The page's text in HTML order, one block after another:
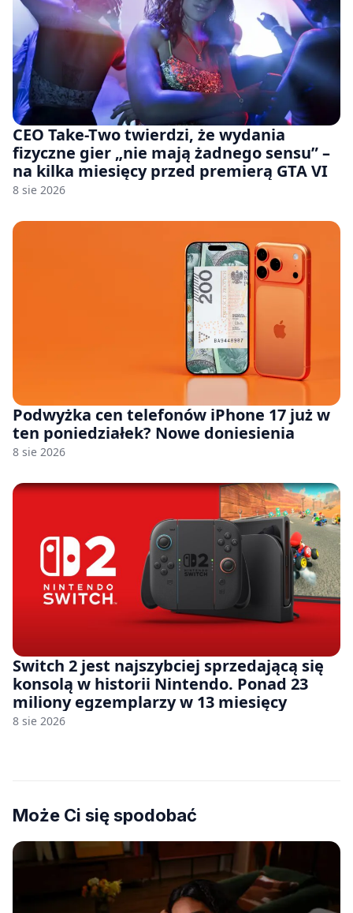
CEO Take-Two twierdzi, że wydania
fizyczne gier „nie mają żadnego sensu” –
na kilka miesięcy przed premierą GTA VI
8 sie 2026
Podwyżka cen telefonów iPhone 17 już w
ten poniedziałek? Nowe doniesienia
8 sie 2026
Switch 2 jest najszybciej sprzedającą się
konsolą w historii Nintendo. Ponad 23
miliony egzemplarzy w 13 miesięcy
8 sie 2026
Może Ci się spodobać